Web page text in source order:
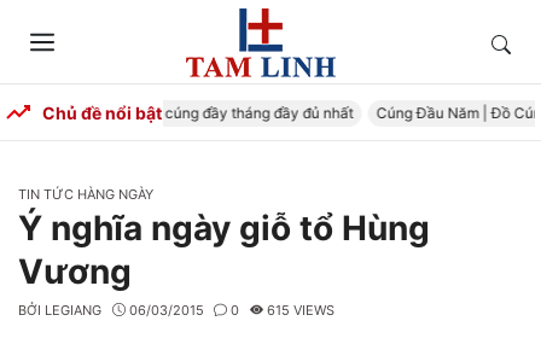
Menu
Tìm
Chủ đề nổi bật
Đầy Tháng – Mâm cúng đầy tháng đầy đủ nhất Cúng Đầu Năm | Đồ Cúng
CATEGORIES
TIN TỨC HÀNG NGÀY
Ý nghĩa ngày giỗ tổ Hùng
Vương
BỞI LEGIANG 06/03/2015 0 615 VIEWS